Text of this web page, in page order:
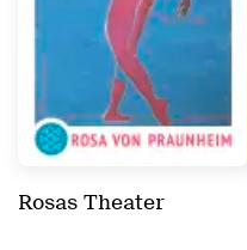
Rosas Theater